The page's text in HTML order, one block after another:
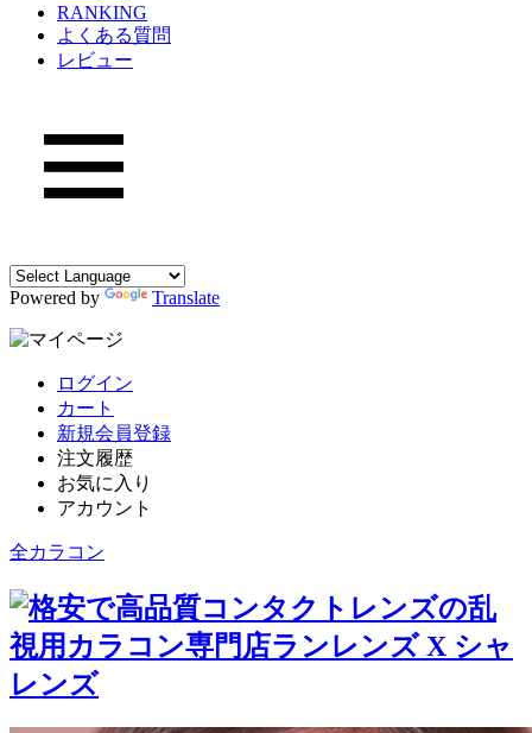
RANKING
よくある質問
レビュー
Powered by Translate
ログイン
カート
新規会員登録
注文履歴
お気に入り
アカウント
全カラコン